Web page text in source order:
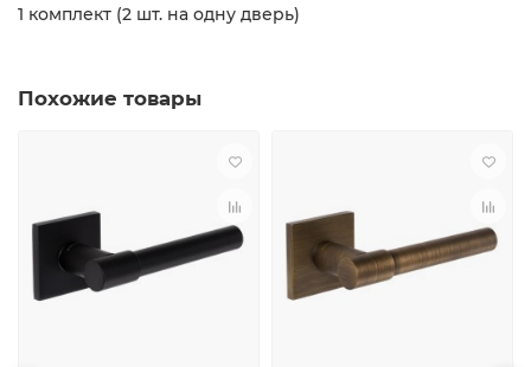
1 комплект (2 шт. на одну дверь)
Похожие товары